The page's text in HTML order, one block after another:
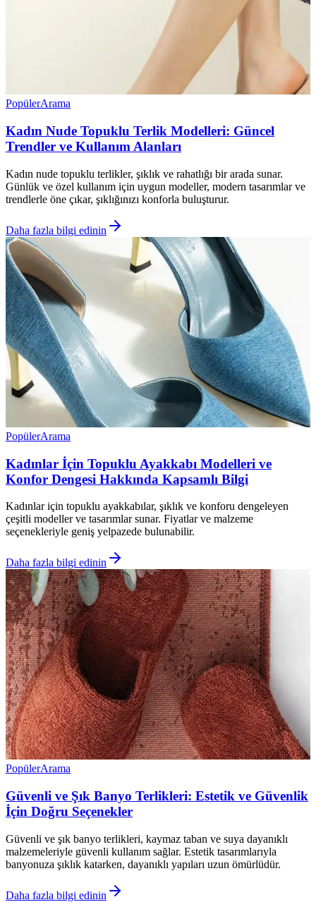
PopülerArama
Kadın Nude Topuklu Terlik Modelleri: Güncel
Trendler ve Kullanım Alanları
Kadın nude topuklu terlikler, şıklık ve rahatlığı bir arada sunar.
Günlük ve özel kullanım için uygun modeller, modern tasarımlar ve
trendlerle öne çıkar, şıklığınızı konforla buluşturur.
Daha fazla bilgi edinin
PopülerArama
Kadınlar İçin Topuklu Ayakkabı Modelleri ve
Konfor Dengesi Hakkında Kapsamlı Bilgi
Kadınlar için topuklu ayakkabılar, şıklık ve konforu dengeleyen
çeşitli modeller ve tasarımlar sunar. Fiyatlar ve malzeme
seçenekleriyle geniş yelpazede bulunabilir.
Daha fazla bilgi edinin
PopülerArama
Güvenli ve Şık Banyo Terlikleri: Estetik ve Güvenlik
İçin Doğru Seçenekler
Güvenli ve şık banyo terlikleri, kaymaz taban ve suya dayanıklı
malzemeleriyle güvenli kullanım sağlar. Estetik tasarımlarıyla
banyonuza şıklık katarken, dayanıklı yapıları uzun ömürlüdür.
Daha fazla bilgi edinin